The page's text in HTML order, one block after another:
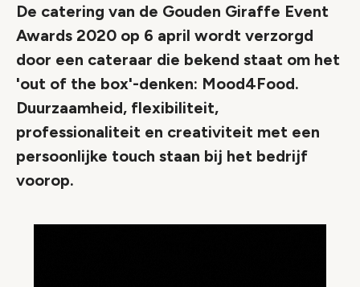
De catering van de Gouden Giraffe Event
Awards 2020 op 6 april wordt verzorgd
door een cateraar die bekend staat om het
'out of the box'-denken: Mood4Food.
Duurzaamheid, flexibiliteit,
professionaliteit en creativiteit met een
persoonlijke touch staan bij het bedrijf
voorop.